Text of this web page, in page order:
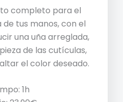
completo para el
tus manos, con el
una uña arreglada,
de las cutículas,
el color deseado.
1h